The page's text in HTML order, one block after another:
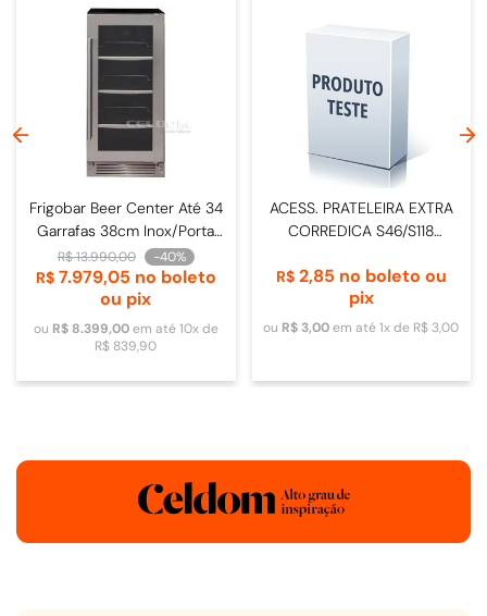
Frigobar Beer Center Até 34
Garrafas 38cm Inox/Porta
de Vidro - 4093840009
R$13.990,00 -40%
R$ 7.979,05 no boleto
ou pix
ou R$ 8.399,00em até10x de
R$ 839,90
ACESS. PRATELEIRA EXTRA
CORREDICA S46/S118
R$ 2,85 no boleto ou
pix
ou R$ 3,00em até1x de R$ 3,00